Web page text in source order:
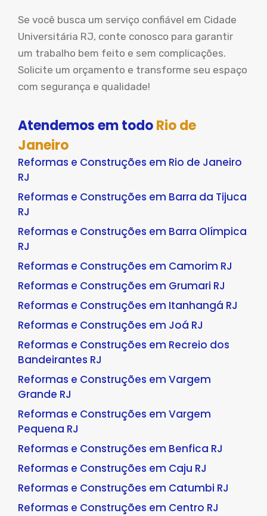
Se você busca um serviço confiável em Cidade
Universitária RJ, conte conosco para garantir
um trabalho bem feito e sem complicações.
Solicite um orçamento e transforme seu espaço
com segurança e qualidade!
Atendemos em todoRio de
Janeiro
Reformas e Construções em Rio de Janeiro
RJ
Reformas e Construções em Barra da Tijuca
RJ
Reformas e Construções em Barra Olímpica
RJ
Reformas e Construções em Camorim RJ
Reformas e Construções em Grumari RJ
Reformas e Construções em Itanhangá RJ
Reformas e Construções em Joá RJ
Reformas e Construções em Recreio dos
Bandeirantes RJ
Reformas e Construções em Vargem
Grande RJ
Reformas e Construções em Vargem
Pequena RJ
Reformas e Construções em Benfica RJ
Reformas e Construções em Caju RJ
Reformas e Construções em Catumbi RJ
Reformas e Construções em Centro RJ